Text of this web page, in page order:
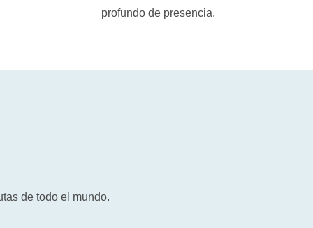
profundo de presencia.
de todo el mundo.